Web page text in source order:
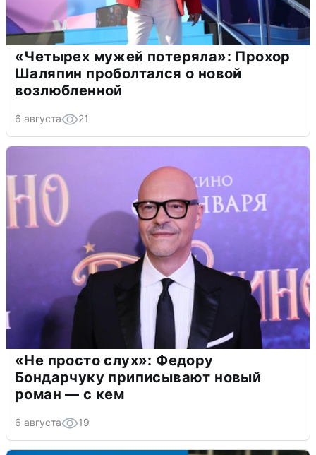
«Четырех мужей потеряла»: Прохор
Шаляпин проболтался о новой
возлюбленной
6 августа 21
«Не просто слух»: Федору
Бондарчуку приписывают новый
роман — с кем
6 августа 19